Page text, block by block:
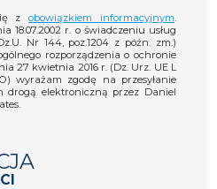
zobowiązkiem informacyjnym
18.07.2002 r. o świadczeniu usług
Nr 144, poz.1204 z późn. zm.)
rozporządzenia o ochronie
27 kwietnia 2016 r. (Dz. Urz. UE L
wyrażam zgodę na przesyłanie
drogą elektroniczną przez Daniel